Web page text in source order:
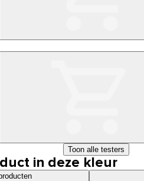
Toon alle testers
in deze kleur